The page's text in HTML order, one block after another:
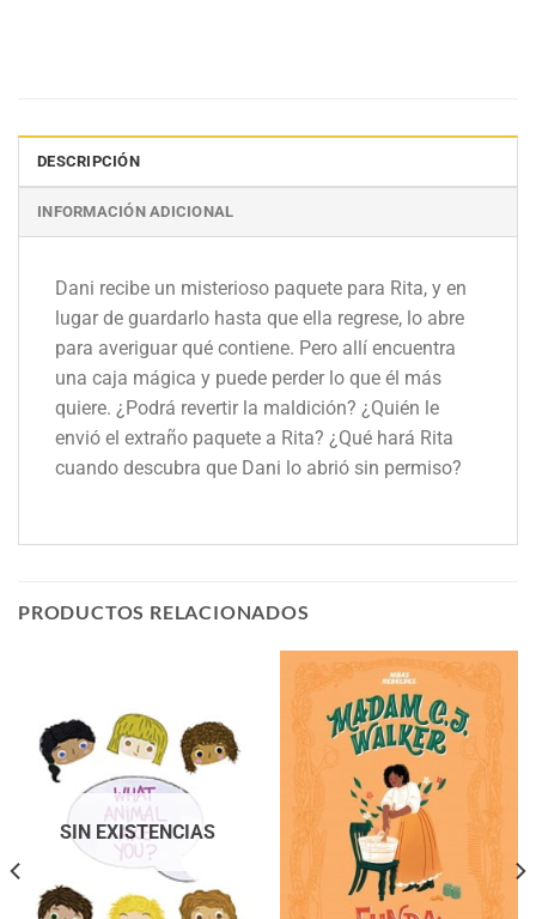
DESCRIPCIÓN
INFORMACIÓN ADICIONAL
Dani recibe un misterioso paquete para Rita, y en
lugar de guardarlo hasta que ella regrese, lo abre
para averiguar qué contiene. Pero allí encuentra
una caja mágica y puede perder lo que él más
quiere. ¿Podrá revertir la maldición? ¿Quién le
envió el extraño paquete a Rita? ¿Qué hará Rita
cuando descubra que Dani lo abrió sin permiso?
PRODUCTOS RELACIONADOS
SIN EXISTENCIAS